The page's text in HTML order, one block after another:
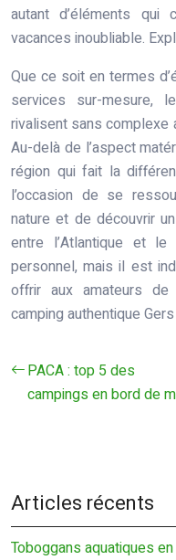
autant d’éléments qui
vacances inoubliable.
Que ce soit en termes
services sur-mesure,
rivalisent sans complexe
Au-delà de l’aspect
région qui fait la
l’occasion de se
nature et de découvrir
entre l’Atlantique et
personnel, mais il est
offrir aux amateurs
camping authentique
PACA : top 5 des
campings en bord de
Articles récents
Toboggans aquatiques